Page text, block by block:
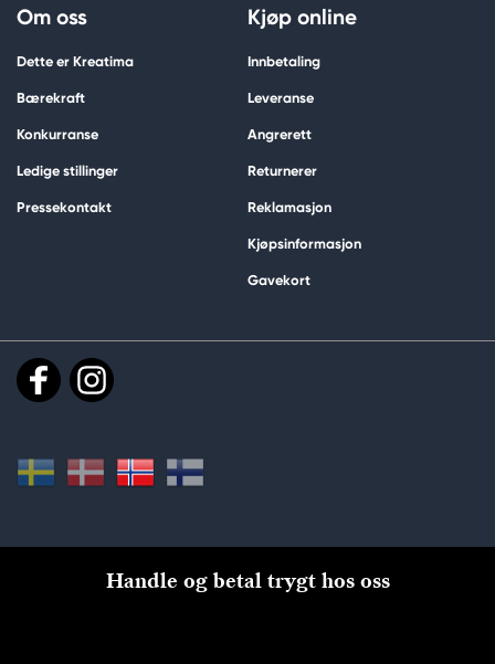
Om oss
Dette er Kreatima
Bærekraft
Konkurranse
Ledige stillinger
Pressekontakt
Kjøp online
Innbetaling
Leveranse
Angrerett
Returnerer
Reklamasjon
Kjøpsinformasjon
Gavekort
Handle og betal trygt hos oss